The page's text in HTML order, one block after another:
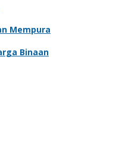
Mempura
Binaan